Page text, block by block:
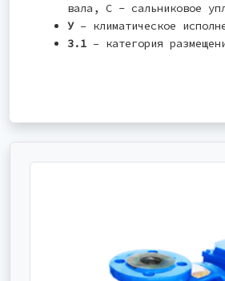
вала, С - сальниковое
У– климатическое
3.1 – категория